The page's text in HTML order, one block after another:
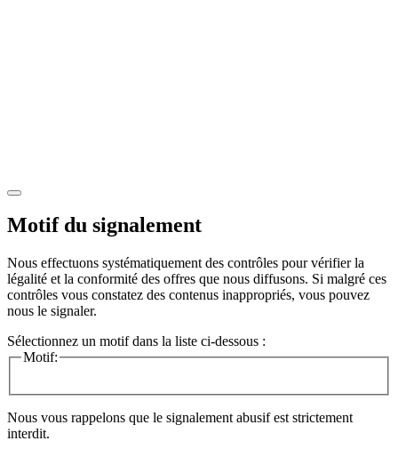
Motif du signalement
Nous effectuons systématiquement des contrôles pour vérifier la
légalité et la conformité des offres que nous diffusons. Si malgré ces
contrôles vous constatez des contenus inappropriés, vous pouvez
nous le signaler.
Sélectionnez un motif dans la liste ci-dessous :
Motif:
Nous vous rappelons que le signalement abusif est strictement
interdit.